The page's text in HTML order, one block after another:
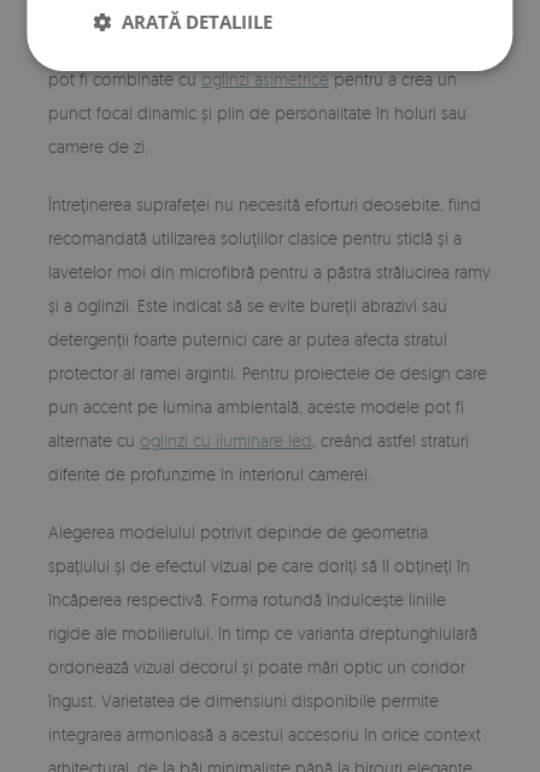
material și asigurând o ventilare adecvată a spatelui
pot fi combinate cuoglinzi asimetricepentru a crea un
punct focal dinamic și plin de personalitate în holuri sau
camere de zi.
Întreținerea suprafeței nu necesită eforturi deosebite, fiind
recomandată utilizarea soluțiilor clasice pentru sticlă și a
lavetelor moi din microfibră pentru a păstra strălucirea ramy
și a oglinzii. Este indicat să se evite bureții abrazivi sau
detergenții foarte puternici care ar putea afecta stratul
protector al ramei argintii. Pentru proiectele de design care
pun accent pe lumina ambientală, aceste modele pot fi
alternate cu oglinzi cu iluminare led , creând astfel straturi
diferite de profunzime în interiorul camerei.
Alegerea modelului potrivit depinde de geometria
spațiului și de efectul vizual pe care doriți să îl obțineți în
încăperea respectivă. Forma rotundă îndulcește liniile
rigide ale mobilierului, în timp ce varianta dreptunghiulară
ordonează vizual decorul și poate mări optic un coridor
îngust. Varietatea de dimensiuni disponibile permite
integrarea armonioasă a acestui accesoriu în orice context
arhitectural, de la băi minimaliste până la birouri elegante
ARATĂ DETALIILE